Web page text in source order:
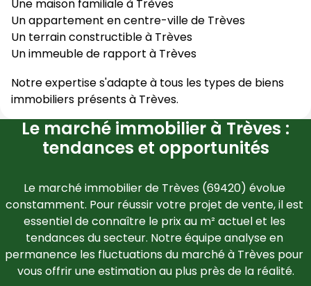
Une maison familiale à Trèves
Un appartement en centre-ville de Trèves
Un terrain constructible à Trèves
Un immeuble de rapport à Trèves
Notre expertise s'adapte à tous les types de biens
immobiliers présents à Trèves.
Le marché immobilier à Trèves :
tendances et opportunités
Le marché immobilier de Trèves (69420) évolue
constamment. Pour réussir votre projet de vente, il est
essentiel de connaître le prix au m² actuel et les
tendances du secteur. Notre équipe analyse en
permanence les fluctuations du marché à Trèves pour
vous offrir une estimation au plus près de la réalité.